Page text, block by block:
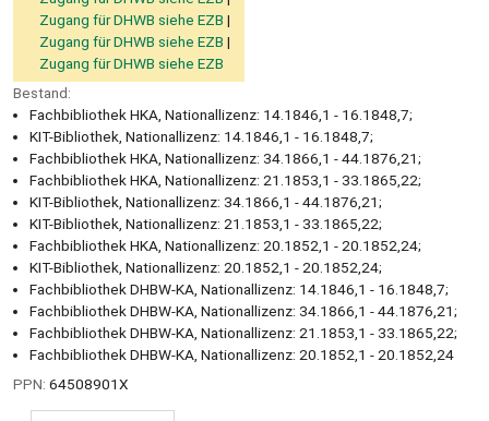
Zugang für DHWB siehe EZB
Zugang für DHWB siehe EZB
Zugang für DHWB siehe EZB
Bestand:
Fachbibliothek HKA, Nationallizenz: 14.1846,1 - 16.1848,7;
KIT-Bibliothek, Nationallizenz: 14.1846,1 - 16.1848,7;
Fachbibliothek HKA, Nationallizenz: 34.1866,1 - 44.1876,21;
Fachbibliothek HKA, Nationallizenz: 21.1853,1 - 33.1865,22;
KIT-Bibliothek, Nationallizenz: 34.1866,1 - 44.1876,21;
KIT-Bibliothek, Nationallizenz: 21.1853,1 - 33.1865,22;
Fachbibliothek HKA, Nationallizenz: 20.1852,1 - 20.1852,24;
KIT-Bibliothek, Nationallizenz: 20.1852,1 - 20.1852,24;
Fachbibliothek DHBW-KA, Nationallizenz: 14.1846,1 - 16.1848,7;
Fachbibliothek DHBW-KA, Nationallizenz: 34.1866,1 - 44.1876,21;
Fachbibliothek DHBW-KA, Nationallizenz: 21.1853,1 - 33.1865,22;
Fachbibliothek DHBW-KA, Nationallizenz: 20.1852,1 - 20.1852,24
PPN: 64508901X